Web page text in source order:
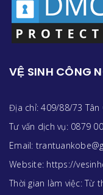
VỆ SINH CÔNG
Địa chỉ: 409/88/73 Tân
Tư vấn dịch vụ: 0879
Email:
Website: https://
Thời gian làm việc: Từ